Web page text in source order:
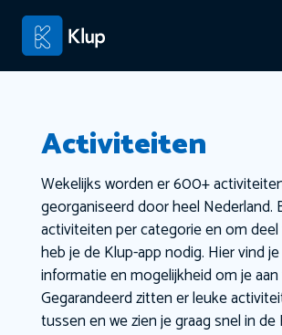
Activiteiten
Wekelijks worden er 600+
georganiseerd door heel Nederland.
activiteiten per categorie en om
heb je de Klup-app nodig. Hier vind
informatie en mogelijkheid om je
Gegarandeerd zitten er leuke
tussen en we zien je graag snel in de